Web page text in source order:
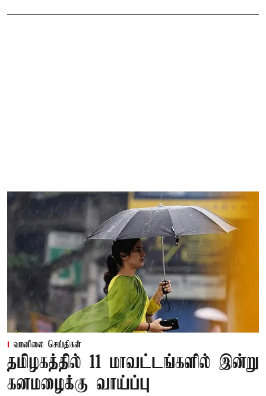
வானிலை செய்திகள்
தமிழகத்தில் 11 மாவட்டங்களில் இன்று
கனமழைக்கு வாய்ப்பு